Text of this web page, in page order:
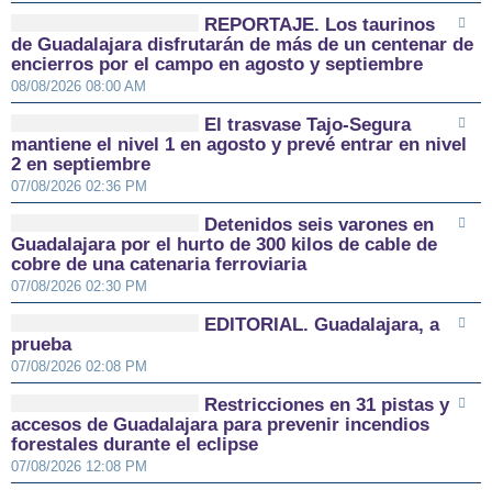
REPORTAJE. Los taurinos
de Guadalajara disfrutarán de más de un centenar de
encierros por el campo en agosto y septiembre
08/08/2026 08:00 AM
El trasvase Tajo-Segura
mantiene el nivel 1 en agosto y prevé entrar en nivel
2 en septiembre
07/08/2026 02:36 PM
Detenidos seis varones en
Guadalajara por el hurto de 300 kilos de cable de
cobre de una catenaria ferroviaria
07/08/2026 02:30 PM
EDITORIAL. Guadalajara, a
prueba
07/08/2026 02:08 PM
Restricciones en 31 pistas y
accesos de Guadalajara para prevenir incendios
forestales durante el eclipse
07/08/2026 12:08 PM